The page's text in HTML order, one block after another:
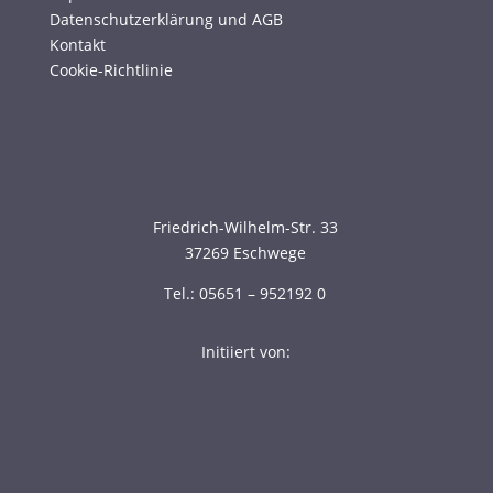
Datenschutzerklärung und AGB
Kontakt
Cookie-Richtlinie
Friedrich-Wilhelm-Str. 33
37269 Eschwege
Tel.: 05651 – 952192 0
Initiiert von: